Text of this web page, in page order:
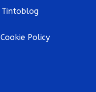
Tintoblog
Cookie Policy